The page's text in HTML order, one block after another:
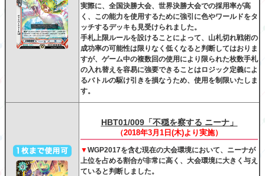
実際に、全国決勝大会、世界決勝大会での採用率が高
く、この能力を使用するために強引に色やワールドをタ
ッチするデッキも見受けられました。
手札上限ルールを設けることによって、山札切れ戦術の
成功率の可能性は限りなく低くなると判断してはおりま
すが、ゲーム中の複数回の使用により限られた枚数手札
の入れ替えを容易に強要できることはロジック定義によ
るバトルの駆け引きを損なうため、使用を制限いたしま
す。
HBT01/009「不穏を察する ニーナ」
（2018年3月1日(木)より実施）
▼WGP2017を含む現在の大会環境において、ニーナが
上位を占める割合が非常に高く、大会環境に大きく与え
ていると判断しました。